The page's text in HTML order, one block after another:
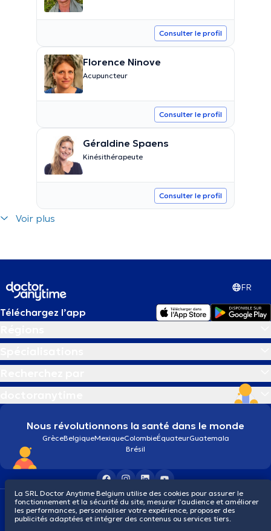
Consulter le profil
Florence Ninove
Acupuncteur
Consulter le profil
Géraldine Spaens
Kinésithérapeute
Consulter le profil
Voir plus
FR
Téléchargez l’app
Nous révolutionnons la santé dans le monde
GrèceBelgiqueMexiqueColombieÉquateurGuatemala
Brésil
Conditions généralesCookiesPolitique de confidentialité
© 2026 doctoranytime
La SRL Doctor Anytime Belgium utilise des cookies pour assurer le
fonctionnement et la sécurité du site, mesurer l’audience et améliorer
les performances, personnaliser votre expérience, proposer des
publicités adaptées et intégrer des contenus ou services tiers.